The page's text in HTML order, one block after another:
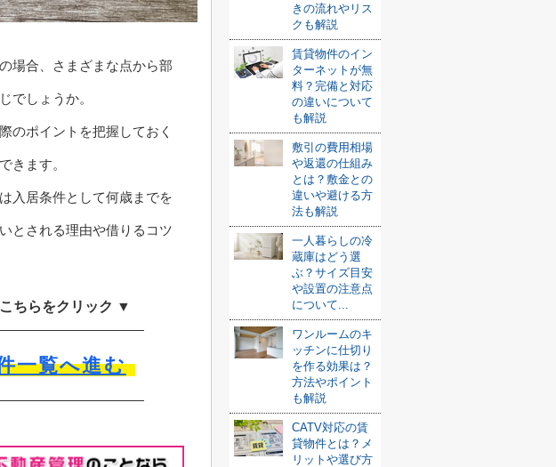
場合、さまざまな点から部
でしょうか。
のポイントを把握しておく
きます。
入居条件として何歳までを
とされる理由や借りるコツ
ちらをクリック ▼
一覧へ進む
きの流れやリス
クも解説
賃貸物件のイン
ターネットが無
料？完備と対応
の違いについて
も解説
敷引の費用相場
や返還の仕組み
とは？敷金との
違いや避ける方
法も解説
一人暮らしの冷
蔵庫はどう選
ぶ？サイズ目安
や設置の注意点
について...
ワンルームのキ
ッチンに仕切り
を作る効果は？
方法やポイント
も解説
CATV対応の賃
貸物件とは？メ
リットや選び方